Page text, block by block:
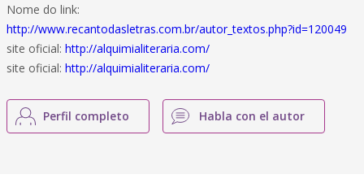
Nome do link:
http://www.recantodasletras.com.br/autor_textos.php?id=120049
site oficial: http://alquimialiteraria.com/
site oficial: http://alquimialiteraria.com/
Perfil completo Habla con el autor